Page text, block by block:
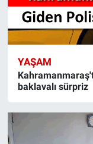
YAŞAM
baklavalı sürpriz